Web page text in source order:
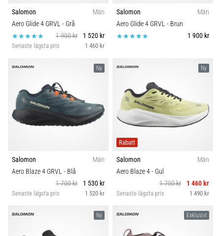
Salomon
Män
Aero Glide 4 GRVL - Grå
1 900 kr
1 520 kr
Senaste lägsta pris 1 460 kr
Salomon
Män
Aero Glide 4 GRVL - Brun
1 900 kr
Ny
Salomon
Män
Aero Blaze 4 GRVL - Blå
1 700 kr
1 530 kr
Senaste lägsta pris 1 520 kr
Ny
Rabatt
Salomon
Män
Aero Blaze 4- Gul
1 700 kr
1 460 kr
Senaste lägsta pris 1 490 kr
Ny Exklusivt